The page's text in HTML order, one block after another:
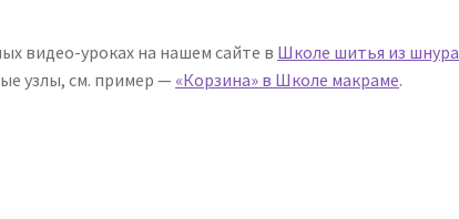
видео-уроках на нашем сайте в Школе шитья из шнура
узлы, см. пример — «Корзина» в Школе макраме.